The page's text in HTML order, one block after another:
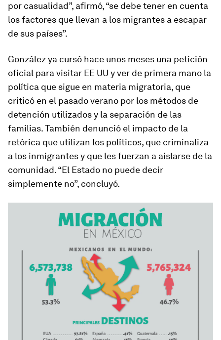
por casualidad”, afirmó, “se debe tener en cuenta
los factores que llevan a los migrantes a escapar
de sus países”.
González ya cursó hace unos meses una petición
oficial para visitar EE UU y ver de primera mano la
política que sigue en materia migratoria, que
criticó en el pasado verano por los métodos de
detención utilizados y la separación de las
familias. También denunció el impacto de la
retórica que utilizan los políticos, que criminaliza
a los inmigrantes y que les fuerzan a aislarse de la
comunidad. “El Estado no puede decir
simplemente no”, concluyó.